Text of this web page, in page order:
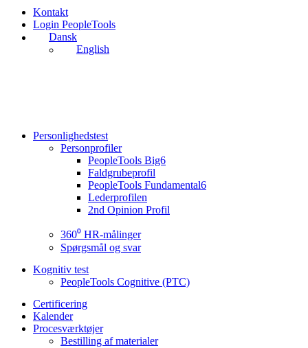
Kontakt
Login PeopleTools
Dansk
English
Personlighedstest
Personprofiler
PeopleTools Big6
Faldgrubeprofil
PeopleTools Fundamental6
Lederprofilen
2nd Opinion Profil
360⁰ HR-målinger
Spørgsmål og svar
Kognitiv test
PeopleTools Cognitive (PTC)
Certificering
Kalender
Procesværktøjer
Bestilling af materialer